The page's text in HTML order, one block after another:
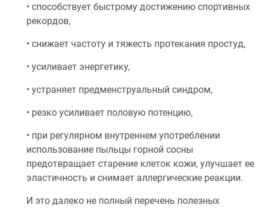
• способствует быстрому достижению спортивных
рекордов,
• снижает частоту и тяжесть протекания простуд,
• усиливает энергетику,
• устраняет предменструальный синдром,
• резко усиливает половую потенцию,
• при регулярном внутреннем употреблении
использование пыльцы горной сосны
предотвращает старение клеток кожи, улучшает ее
эластичность и снимает аллергические реакции.
И это далеко не полный перечень полезных